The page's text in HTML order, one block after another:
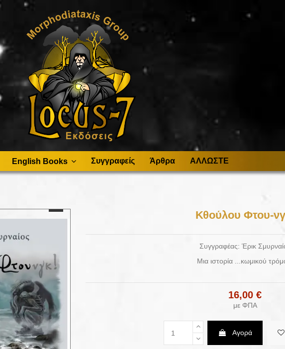
English Books Συγγραφείς Άρθρα ΑΛΛΩΣΤΕ
Κθούλου Φτου-
Συγγραφέας: Έρικ
Μια ιστορία ...κωμικού
16,00 €
με ΦΠΑ
Αγορά